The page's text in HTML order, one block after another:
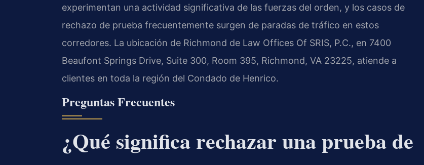
experimentan una actividad significativa de las fuerzas del orden, y los casos de
rechazo de prueba frecuentemente surgen de paradas de tráfico en estos
corredores. La ubicación de Richmond de Law Offices Of SRIS, P.C., en 7400
Beaufont Springs Drive, Suite 300, Room 395, Richmond, VA 23225, atiende a
clientes en toda la región del Condado de Henrico.
Preguntas Frecuentes
¿Qué significa rechazar una prueba de